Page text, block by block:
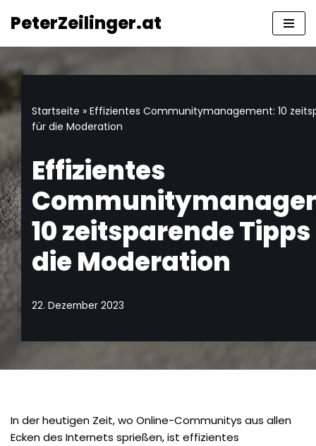
springen
springen
PeterZeilinger.at
Startseite » Effizientes Communitymanagement: 10
für die Moderation
Effizientes
10 zeitsparende
die Moderation
22. Dezember 2023
In der heutigen Zeit, wo Online-Communitys aus allen
Ecken des Internets sprießen, ist effizientes